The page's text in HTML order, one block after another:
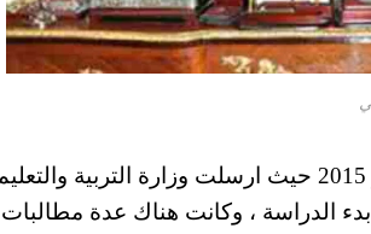
الدراسة ، وكانت هناك عدة